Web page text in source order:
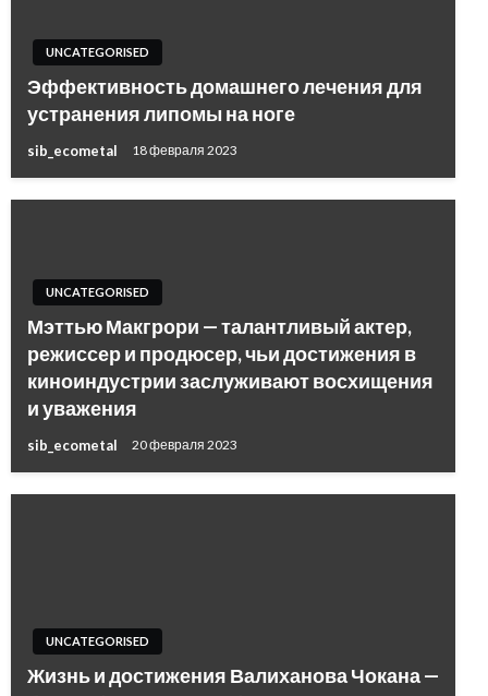
UNCATEGORISED
Эффективность домашнего лечения для
устранения липомы на ноге
sib_ecometal 18 февраля 2023
UNCATEGORISED
Мэттью Макгрори — талантливый актер,
режиссер и продюсер, чьи достижения в
киноиндустрии заслуживают восхищения
и уважения
sib_ecometal 20 февраля 2023
UNCATEGORISED
Жизнь и достижения Валиханова Чокана —